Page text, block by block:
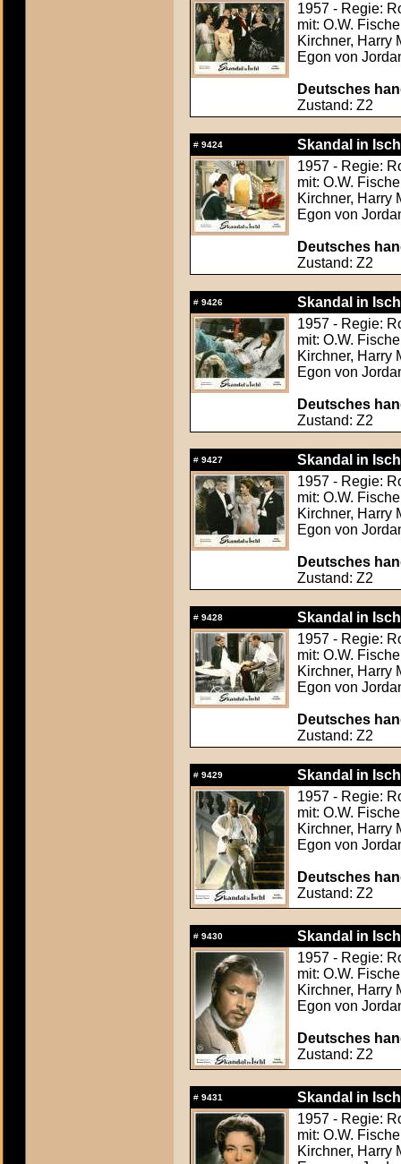
1957 - Regie:
mit: O.W.
Kirchner, Harry
Egon von
Deutsches
Zustand: Z2
# 9424
Skandal in
1957 - Regie:
mit: O.W.
Kirchner, Harry
Egon von
Deutsches
Zustand: Z2
# 9426
Skandal in
1957 - Regie:
mit: O.W.
Kirchner, Harry
Egon von
Deutsches
Zustand: Z2
# 9427
Skandal in
1957 - Regie:
mit: O.W.
Kirchner, Harry
Egon von
Deutsches
Zustand: Z2
# 9428
Skandal in
1957 - Regie:
mit: O.W.
Kirchner, Harry
Egon von
Deutsches
Zustand: Z2
# 9429
Skandal in
1957 - Regie:
mit: O.W.
Kirchner, Harry
Egon von
Deutsches
Zustand: Z2
# 9430
Skandal in
1957 - Regie:
mit: O.W.
Kirchner, Harry
Egon von
Deutsches
Zustand: Z2
# 9431
Skandal in
1957 - Regie:
mit: O.W.
Kirchner, Harry